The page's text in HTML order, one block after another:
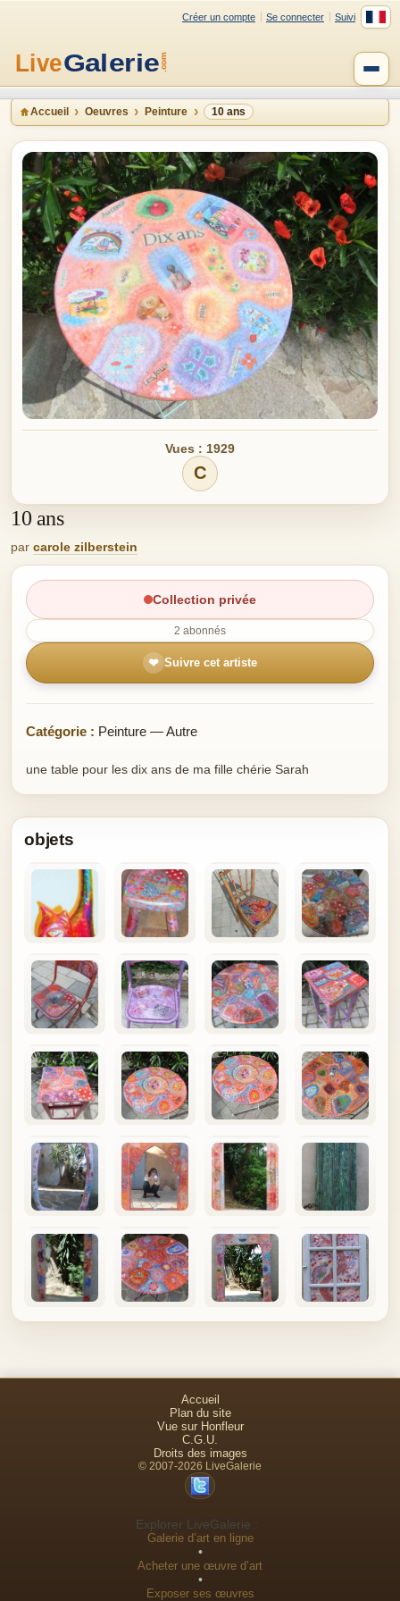
Créer un compte Se connecter Suivi
Accueil Oeuvres Peinture 10 ans
Vues : 1929
C
10 ans
par carole zilberstein
Collection privée
2 abonnés
❤ Suivre cet artiste
Catégorie : Peinture — Autre
une table pour les dix ans de ma fille chérie Sarah
objets
Accueil
Plan du site
Vue sur Honfleur
C.G.U.
Droits des images
© 2007-2026 LiveGalerie
Explorer LiveGalerie :
Galerie d’art en ligne
•
Acheter une œuvre d’art
•
Exposer ses œuvres